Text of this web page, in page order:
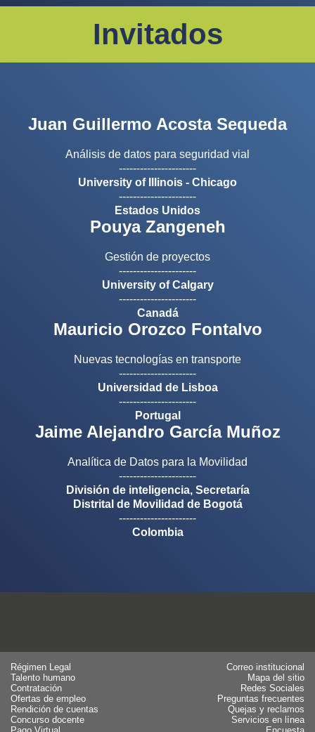
Invitados
Juan Guillermo Acosta Sequeda
Análisis de datos para seguridad vial
----------------------
University of Illinois - Chicago
----------------------
Estados Unidos
Pouya Zangeneh
Gestión de proyectos
----------------------
University of Calgary
----------------------
Canadá
Mauricio Orozco Fontalvo
Nuevas tecnologías en transporte
----------------------
Universidad de Lisboa
----------------------
Portugal
Jaime Alejandro García Muñoz
Analítica de Datos para la Movilidad
----------------------
División de inteligencia, Secretaría
Distrital de Movilidad de Bogotá
----------------------
Colombia
Régimen Legal
Talento humano
Contratación
Ofertas de empleo
Rendición de cuentas
Concurso docente
Correo institucional
Mapa del sitio
Redes Sociales
Preguntas frecuentes
Quejas y reclamos
Servicios en línea